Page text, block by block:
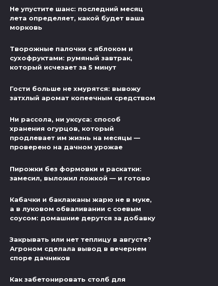
Не упустите шанс: последний месяц
лета определяет, какой будет ваша
морковь
Творожные палочки с яблоком и
сухофруктами: румяный завтрак,
который исчезает за 5 минут
Гости больше не хмурятся: вывожу
затхлый аромат копеечным средством
Ни рассола, ни уксуса: способ
хранения огурцов, который
продлевает им жизнь на месяцы —
проверено на дачном урожае
Пирожки без формовки и раскатки:
замесил, выложил ложкой — и готово
Кабачки и баклажаны жарю не в муке,
а в луковом обваливании с соевым
соусом: домашние дерутся за добавку
Закрывать или нет теплицу в августе?
Агроном сделала вывод в вечернем
споре дачников
Как забетонировать столб для